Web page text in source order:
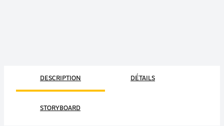
DESCRIPTION DÉTAILS
STORYBOARD